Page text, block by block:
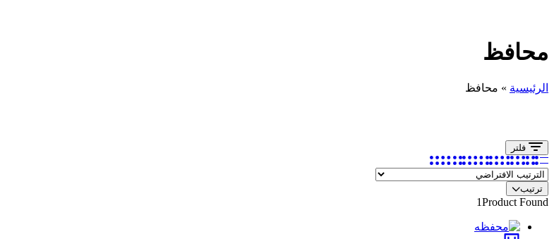
محافظ
الرئيسية » محافظ
فلتر
ترتيب
1Product Found